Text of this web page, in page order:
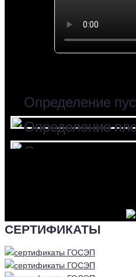
Определение
Определение
Определение
СЕРТИФИКАТЫ